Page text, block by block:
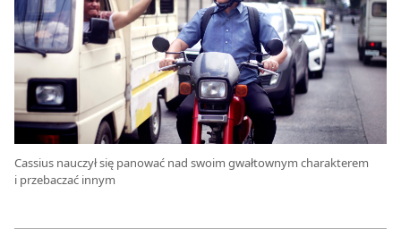
Cassius nauczył się panować nad swoim gwałtownym charakterem
i przebaczać innym